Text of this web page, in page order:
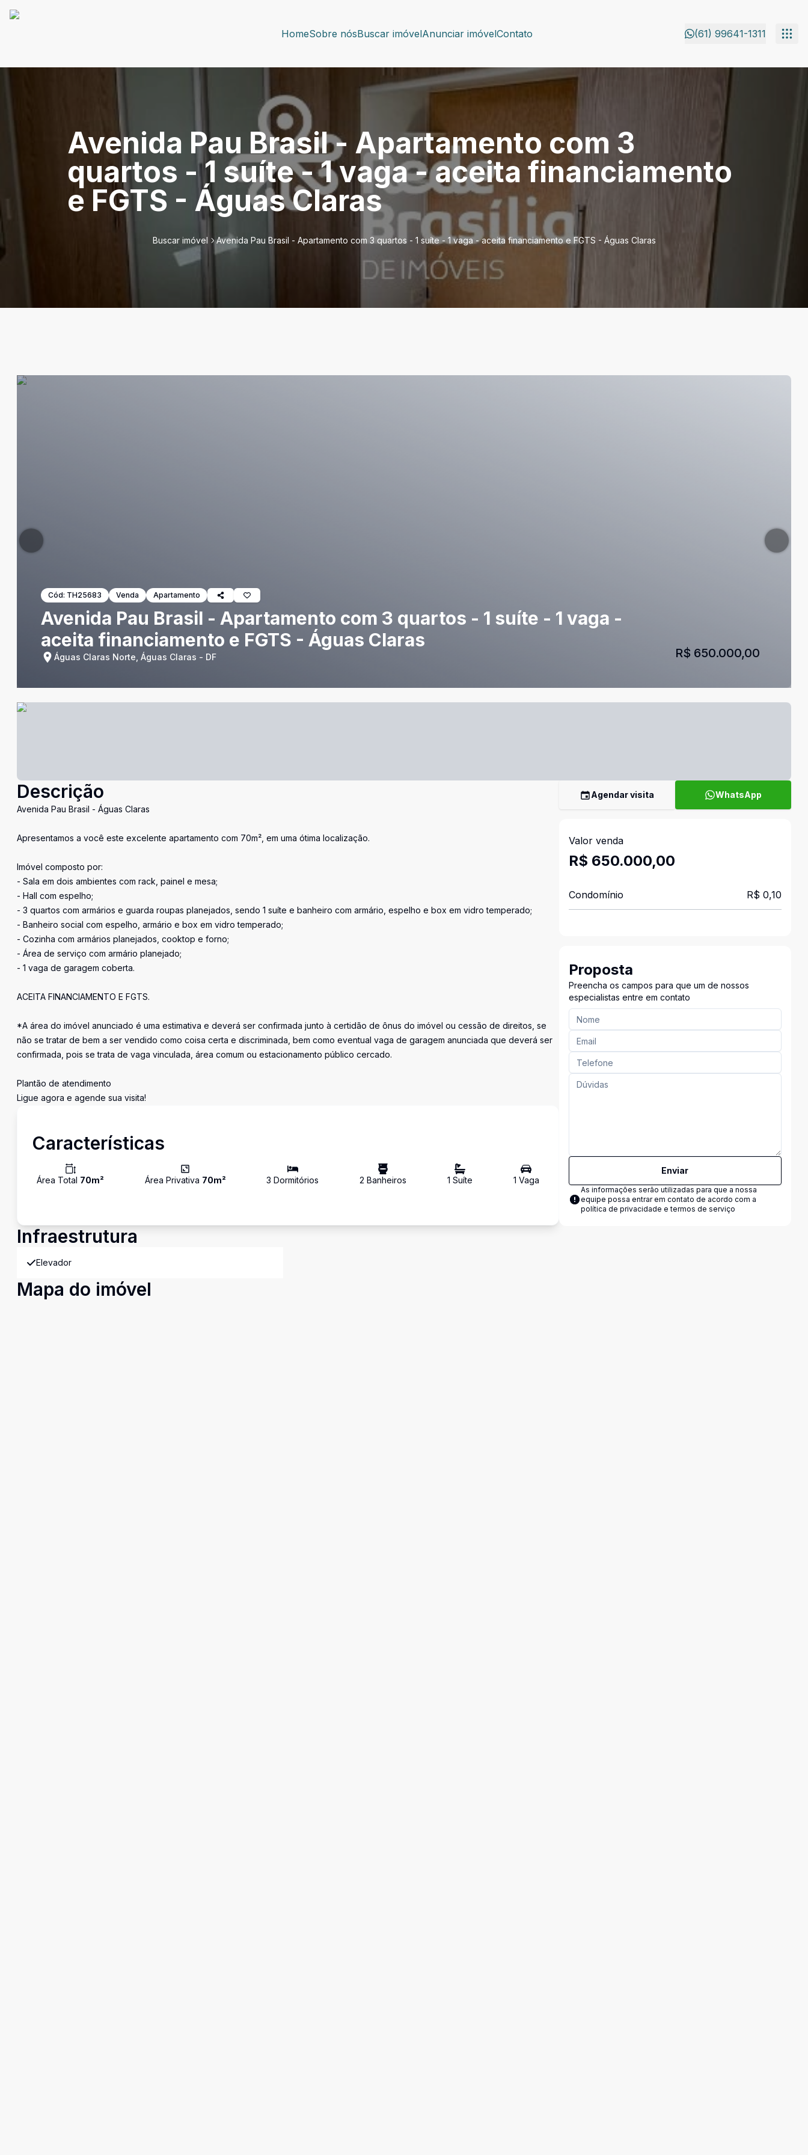
HomeSobre nósBuscar imóvelAnunciar imóvelContato (61) 99641-1311
Avenida Pau Brasil - Apartamento com 3
quartos - 1 suíte - 1 vaga - aceita financiamento
e FGTS - Águas Claras
Buscar imóvel Avenida Pau Brasil - Apartamento com 3 quartos - 1 suíte - 1 vaga - aceita financiamento e FGTS - Águas Claras
Cód: TH25683 Venda Apartamento
Avenida Pau Brasil - Apartamento com 3 quartos - 1 suíte - 1 vaga -
aceita financiamento e FGTS - Águas Claras
Águas Claras Norte, Águas Claras - DF R$ 650.000,00
Descrição
Avenida Pau Brasil - Águas Claras
Apresentamos a você este excelente apartamento com 70m², em uma ótima localização.
Imóvel composto por:
- Sala em dois ambientes com rack, painel e mesa;
- Hall com espelho;
- 3 quartos com armários e guarda roupas planejados, sendo 1 suíte e banheiro com armário, espelho e box em vidro temperado;
- Banheiro social com espelho, armário e box em vidro temperado;
- Cozinha com armários planejados, cooktop e forno;
- Área de serviço com armário planejado;
- 1 vaga de garagem coberta.
ACEITA FINANCIAMENTO E FGTS.
*A área do imóvel anunciado é uma estimativa e deverá ser confirmada junto à certidão de ônus do imóvel ou cessão de direitos, se
não se tratar de bem a ser vendido como coisa certa e discriminada, bem como eventual vaga de garagem anunciada que deverá ser
confirmada, pois se trata de vaga vinculada, área comum ou estacionamento público cercado.
Plantão de atendimento
Ligue agora e agende sua visita!
Características
Área Total 70m² Área Privativa 70m² 3 Dormitórios 2 Banheiros 1 Suíte 1 Vaga
Infraestrutura
Elevador
Mapa do imóvel
Agendar visita WhatsApp
Valor venda
R$ 650.000,00
Condomínio R$ 0,10
Proposta
Preencha os campos para que um de nossos
especialistas entre em contato
Enviar
As informações serão utilizadas para que a nossa
equipe possa entrar em contato de acordo com a
política de privacidade e termos de serviço